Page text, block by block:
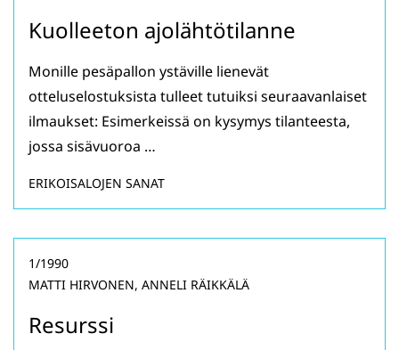
Kuolleeton ajolähtötilanne
Monille pesäpallon ystäville lienevät
otteluselostuksista tulleet tutuiksi seuraavanlaiset
ilmaukset: Esimerkeissä on kysymys tilanteesta,
jossa sisävuoroa …
ERIKOISALOJEN SANAT
Resurssi
1/1990
MATTI HIRVONEN, ANNELI RÄIKKÄLÄ